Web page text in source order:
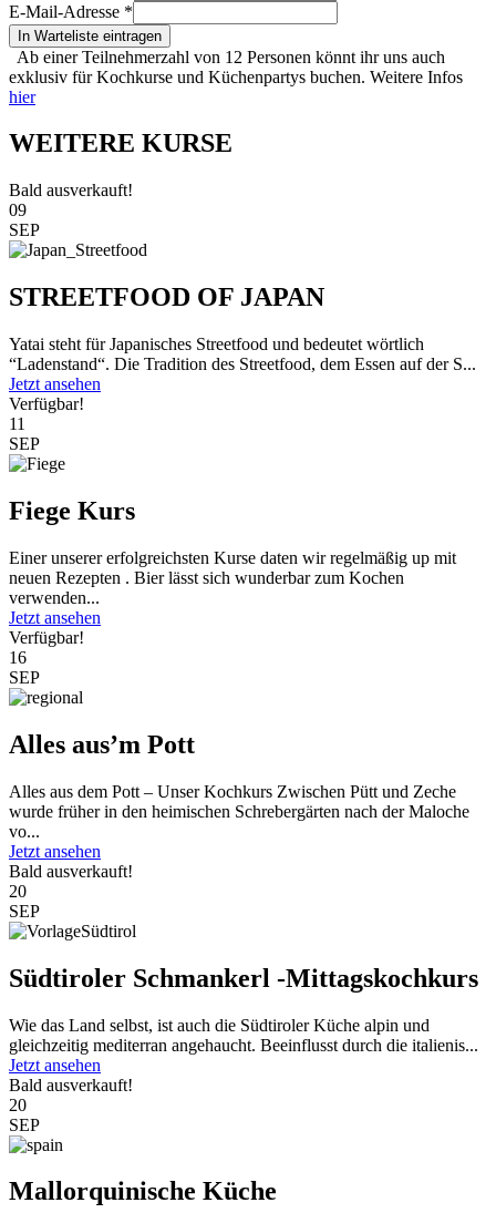
E-Mail-Adresse *
In Warteliste eintragen
Ab einer Teilnehmerzahl von 12 Personen könnt ihr uns auch
exklusiv für Kochkurse und Küchenpartys buchen. Weitere Infos
hier
WEITERE KURSE
Bald ausverkauft!
09
SEP
STREETFOOD OF JAPAN
Yatai steht für Japanisches Streetfood und bedeutet wörtlich
“Ladenstand“. Die Tradition des Streetfood, dem Essen auf der S...
Jetzt ansehen
Verfügbar!
11
SEP
Fiege Kurs
Einer unserer erfolgreichsten Kurse daten wir regelmäßig up mit
neuen Rezepten . Bier lässt sich wunderbar zum Kochen
verwenden...
Jetzt ansehen
Verfügbar!
16
SEP
Alles aus’m Pott
Alles aus dem Pott – Unser Kochkurs Zwischen Pütt und Zeche
wurde früher in den heimischen Schrebergärten nach der Maloche
vo...
Jetzt ansehen
Bald ausverkauft!
20
SEP
Südtiroler Schmankerl -Mittagskochkurs
Wie das Land selbst, ist auch die Südtiroler Küche alpin und
gleichzeitig mediterran angehaucht. Beeinflusst durch die italienis...
Jetzt ansehen
Bald ausverkauft!
20
SEP
Mallorquinische Küche